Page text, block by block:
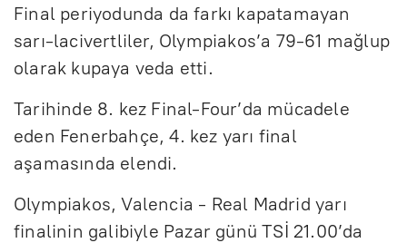
Final periyodunda da farkı kapatamayan
sarı-lacivertliler, Olympiakos’a 79-61 mağlup
olarak kupaya veda etti.
Tarihinde 8. kez Final-Four’da mücadele
eden Fenerbahçe, 4. kez yarı final
aşamasında elendi.
Olympiakos, Valencia - Real Madrid yarı
finalinin galibiyle Pazar günü TSİ 21.00’da